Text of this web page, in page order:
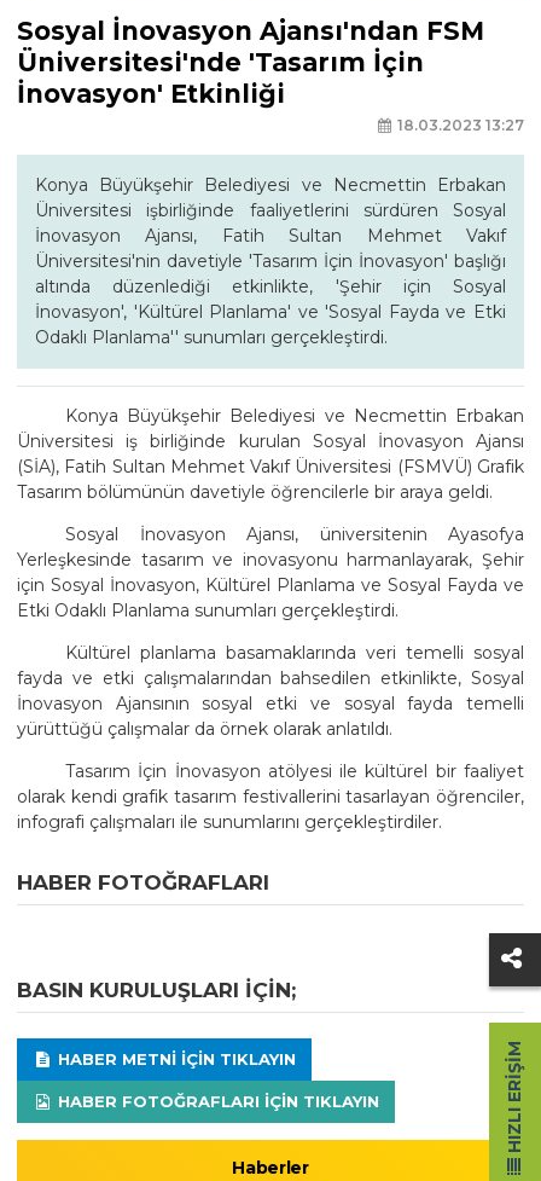
Sosyal İnovasyon Ajansı'ndan FSM
Üniversitesi'nde 'Tasarım İçin
İnovasyon' Etkinliği
18.03.2023 13:27
Konya Büyükşehir Belediyesi ve Necmettin Erbakan
Üniversitesi işbirliğinde faaliyetlerini sürdüren Sosyal
İnovasyon Ajansı, Fatih Sultan Mehmet Vakıf
Üniversitesi'nin davetiyle 'Tasarım İçin İnovasyon' başlığı
altında düzenlediği etkinlikte, 'Şehir için Sosyal
İnovasyon', 'Kültürel Planlama' ve 'Sosyal Fayda ve Etki
Odaklı Planlama'' sunumları gerçekleştirdi.
Konya Büyükşehir Belediyesi ve Necmettin Erbakan
Üniversitesi iş birliğinde kurulan Sosyal İnovasyon Ajansı
(SİA), Fatih Sultan Mehmet Vakıf Üniversitesi (FSMVÜ) Grafik
Tasarım bölümünün davetiyle öğrencilerle bir araya geldi.
Sosyal İnovasyon Ajansı, üniversitenin Ayasofya
Yerleşkesinde tasarım ve inovasyonu harmanlayarak, Şehir
için Sosyal İnovasyon, Kültürel Planlama ve Sosyal Fayda ve
Etki Odaklı Planlama sunumları gerçekleştirdi.
Kültürel planlama basamaklarında veri temelli sosyal
fayda ve etki çalışmalarından bahsedilen etkinlikte, Sosyal
İnovasyon Ajansının sosyal etki ve sosyal fayda temelli
yürüttüğü çalışmalar da örnek olarak anlatıldı.
Tasarım İçin İnovasyon atölyesi ile kültürel bir faaliyet
olarak kendi grafik tasarım festivallerini tasarlayan öğrenciler,
infografi çalışmaları ile sunumlarını gerçekleştirdiler.
HABER FOTOĞRAFLARI
BASIN KURULUŞLARI IÇIN;
HABER METNI IÇIN TIKLAYIN
HABER FOTOĞRAFLARI IÇIN TIKLAYIN
Haberler
HIZLI ERIŞIM